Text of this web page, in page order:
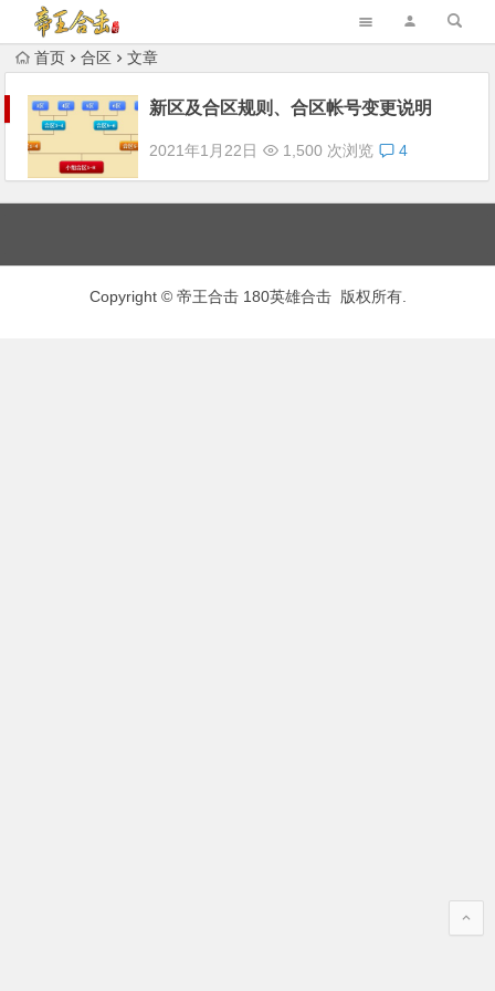
首页 合区 文章
新区及合区规则、合区帐号变更说明
2021年1月22日 1,500 次浏览 4
Copyright © 帝王合击 180英雄合击 版权所有.